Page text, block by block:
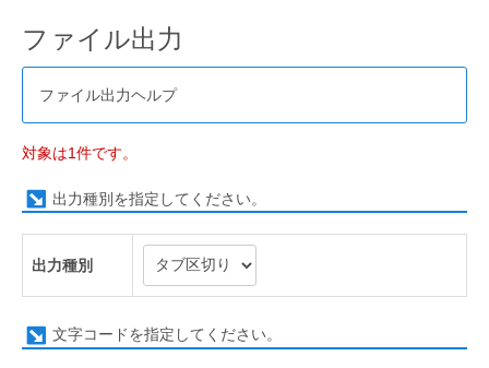
ファイル出力
ファイル出力ヘルプ
対象は1件です。
出力種別を指定してください。
出力種別
文字コードを指定してください。